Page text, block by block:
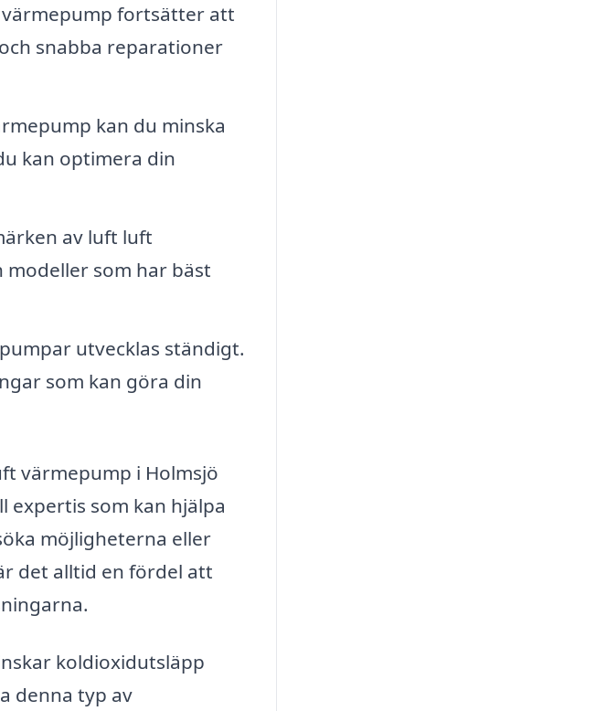
fortsätter att
snabba reparationer
kan du minska
kan optimera din
av luft luft
som har bäst
utvecklas ständigt.
som kan göra din
värmepump i Holmsjö
som kan hjälpa
möjligheterna eller
det alltid en fördel att
koldioxidutsläpp
denna typ av